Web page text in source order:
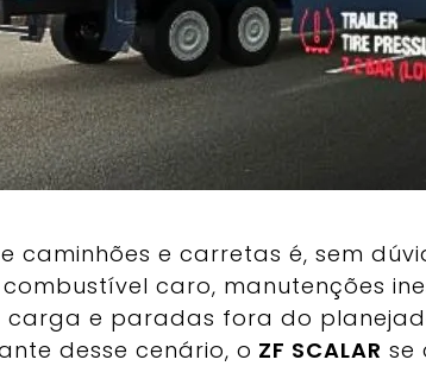
caminhões e carretas é, sem
caro, manutenções
carga e paradas fora do
desse cenário, o ZF SCALAR se